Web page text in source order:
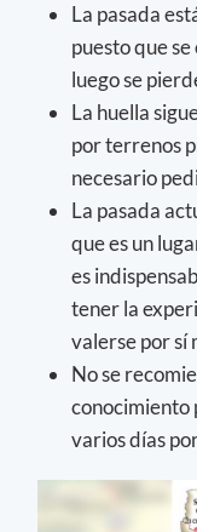
La pasada
puesto que
luego se
La huella
por terrenos
necesario
La pasada
que es un
es
tener la
valerse por sí
No se
conocimiento
varios días